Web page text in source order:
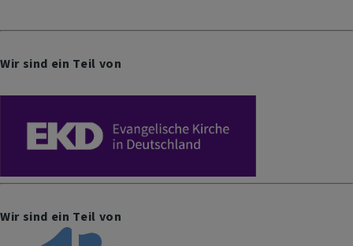
Wir sind ein Teil von
Wir sind ein Teil von